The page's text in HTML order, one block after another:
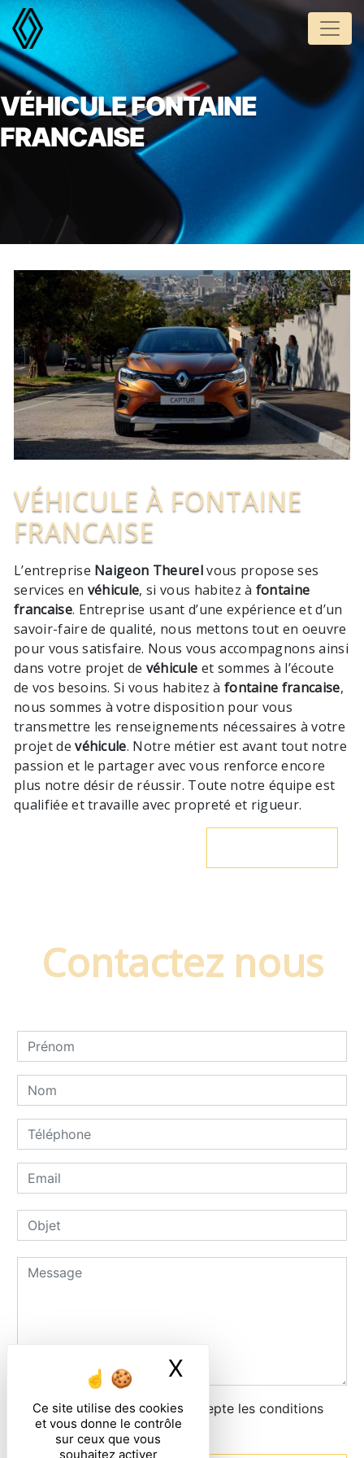
Panneau de gestion des cookies
Ce site utilise des cookies
et vous donne le contrôle
sur ceux que vous
souhaitez activer
X
VÉHICULE FONTAINE
FRANCAISE
VÉHICULE À FONTAINE
FRANCAISE
L’entreprise Naigeon Theurelvous propose ses
services en véhicule, si vous habitez à fontaine
francaise. Entreprise usant d’une expérience et d’un
savoir-faire de qualité, nous mettons tout en oeuvre
pour vous satisfaire. Nous vous accompagnons ainsi
dans votre projet de véhicule et sommes à l’écoute
de vos besoins. Si vous habitez à fontaine francaise,
nous sommes à votre disposition pour vous
transmettre les renseignements nécessaires à votre
projet devéhicule. Notre métier est avant tout notre
passion et le partager avec vous renforce encore
plus notre désir de réussir. Toute notre équipe est
qualifiée et travaille avec propreté et rigueur.
Contactez nous
En cochant cette case, j'accepte les conditions
particulières ci-dessous **